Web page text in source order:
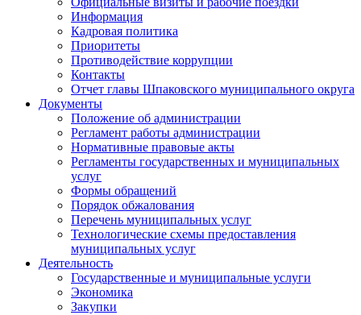
Информация
Кадровая политика
Приоритеты
Противодействие коррупции
Контакты
Отчет главы Шпаковского муниципального округа
Документы
Положение об администрации
Регламент работы администрации
Нормативные правовые акты
Регламенты государственных и муниципальных
услуг
Формы обращений
Порядок обжалования
Перечень муниципальных услуг
Технологические схемы предоставления
муниципальных услуг
Деятельность
Государственные и муниципальные услуги
Экономика
Закупки